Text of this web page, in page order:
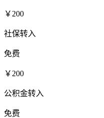
￥200
社保转入
免费
￥200
公积金转入
免费